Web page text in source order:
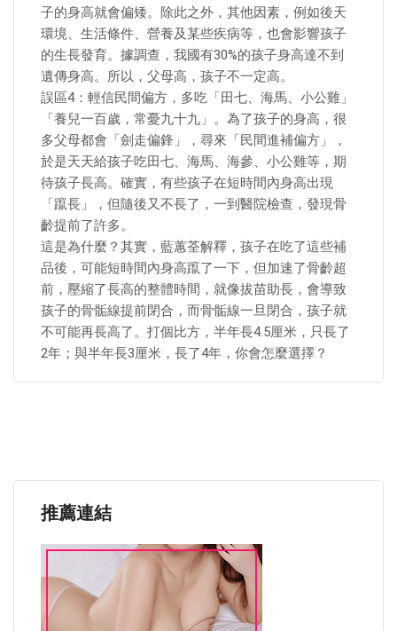
子的身高就會偏矮。除此之外，其他因素，例如後天
環境、生活條件、營養及某些疾病等，也會影響孩子
的生長發育。據調查，我國有30%的孩子身高達不到
遺傳身高。所以，父母高，孩子不一定高。
誤區4：輕信民間偏方，多吃「田七、海馬、小公雞」
「養兒一百歲，常憂九十九」。為了孩子的身高，很
多父母都會「劍走偏鋒」，尋來「民間進補偏方」，
於是天天給孩子吃田七、海馬、海參、小公雞等，期
待孩子長高。確實，有些孩子在短時間內身高出現
「躥長」，但隨後又不長了，一到醫院檢查，發現骨
齡提前了許多。
這是為什麼？其實，藍蕙荃解釋，孩子在吃了這些補
品後，可能短時間內身高躥了一下，但加速了骨齡超
前，壓縮了長高的整體時間，就像拔苗助長，會導致
孩子的骨骺線提前閉合，而骨骺線一旦閉合，孩子就
不可能再長高了。打個比方，半年長4.5厘米，只長了
2年；與半年長3厘米，長了4年，你會怎麼選擇？
推薦連結